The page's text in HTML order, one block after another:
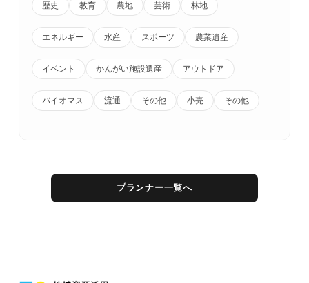
歴史 教育 農地 芸術 林地
エネルギー 水産 スポーツ 農業遺産
イベント かんがい施設遺産 アウトドア
バイオマス 流通 その他 小売 その他
プランナー一覧へ